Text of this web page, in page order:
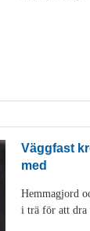
Väggfast
med
Hemmagjord
i trä för att dra